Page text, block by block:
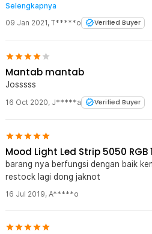
seperti ambilight TV versi budget
dengan warna berbeda-beda. Hehe...
modul dengan stripnya lemah sekali,
nyala kadang tidak, harus
Selengkapnya
09 Jan 2021, T*****o Verified Buyer
Mantab mantab
Josssss
16 Oct 2020, J*****a Verified Buyer
Mood Light Led Strip 5050 RGB
barang nya berfungsi dengan baik
restock lagi dong jaknot
16 Jul 2019, A*****o